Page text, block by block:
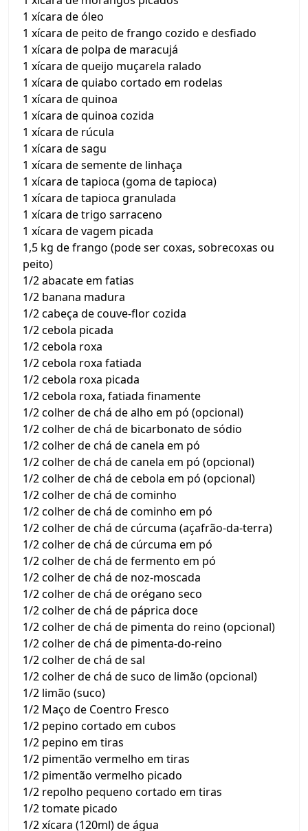
1 xícara de óleo
1 xícara de peito de frango cozido e desfiado
1 xícara de polpa de maracujá
1 xícara de queijo muçarela ralado
1 xícara de quiabo cortado em rodelas
1 xícara de quinoa
1 xícara de quinoa cozida
1 xícara de rúcula
1 xícara de sagu
1 xícara de semente de linhaça
1 xícara de tapioca (goma de tapioca)
1 xícara de tapioca granulada
1 xícara de trigo sarraceno
1 xícara de vagem picada
1,5 kg de frango (pode ser coxas, sobrecoxas ou
peito)
1/2 abacate em fatias
1/2 banana madura
1/2 cabeça de couve-flor cozida
1/2 cebola picada
1/2 cebola roxa
1/2 cebola roxa fatiada
1/2 cebola roxa picada
1/2 cebola roxa, fatiada finamente
1/2 colher de chá de alho em pó (opcional)
1/2 colher de chá de bicarbonato de sódio
1/2 colher de chá de canela em pó
1/2 colher de chá de canela em pó (opcional)
1/2 colher de chá de cebola em pó (opcional)
1/2 colher de chá de cominho
1/2 colher de chá de cominho em pó
1/2 colher de chá de cúrcuma (açafrão-da-terra)
1/2 colher de chá de cúrcuma em pó
1/2 colher de chá de fermento em pó
1/2 colher de chá de noz-moscada
1/2 colher de chá de orégano seco
1/2 colher de chá de páprica doce
1/2 colher de chá de pimenta do reino (opcional)
1/2 colher de chá de pimenta-do-reino
1/2 colher de chá de sal
1/2 colher de chá de suco de limão (opcional)
1/2 limão (suco)
1/2 Maço de Coentro Fresco
1/2 pepino cortado em cubos
1/2 pepino em tiras
1/2 pimentão vermelho em tiras
1/2 pimentão vermelho picado
1/2 repolho pequeno cortado em tiras
1/2 tomate picado
1/2 xícara (120ml) de água